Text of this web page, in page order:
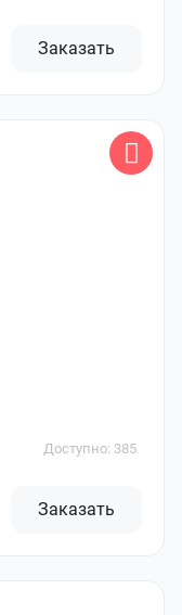
Заказать
Доступно: 385
Заказать